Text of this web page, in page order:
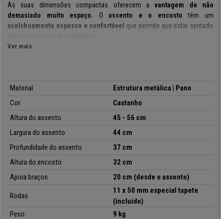
As suas dimensões compactas oferecem a vantagem de não
demasiado muito espaço. Oassento e o encosto têm um
acolchoamento espesso e confortável que permite que estar sentado
várias horas sem desconforto.
para uso intensivo, devido à sua fácil manutenção e limpeza.
A sua estrutura é metálica,
utilizada com frequência para confeccionar
peças em cadeiras de escritório resistentes. No CadeirasPro
envio grátis. Aproveite a oportunidade!
• Encosto e assento acolchoados
Apoia braços revestidos
Base metálica resistente
Ver mais
Material
Estrutura metálica | Pano
Cor
Castanho
Altura do assento
45 - 56 cm
Largura do assento
44 cm
Profundidade do assento
37 cm
Altura do encosto
32 cm
Apoia braços
20 cm (desde o assento)
Rodas
11 x 50 mm especial tapete
(incluido)
Peso
9 kg